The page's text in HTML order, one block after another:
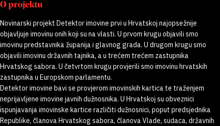
O projektu
Novinarski projekt Detektor imovine prvi u Hrvatskoj najopsežnije
objavljuje imovinu onih koji su na vlasti. U prvom krugu objavili smo
imovinu predstavnika županija i glavnog grada. U drugom krugu smo
objavili imovinu državnih tajnika, a u trećem trećem zastupnika
Hrvatskog sabora. U četvrtom krugu provjerili smo imovinu hrvatskih
zastupnika u Europskom parlamentu.
Detektor imovine bavi se provjerom imovinskih kartica te traženjem
neprijavljene imovine javnih dužnosnika. U Hrvatskoj su obveznici
ispunjavanja imovinske kartice različiti dužnosnici, poput predsjednika
Republike, članova Hrvatskog sabora, članova Vlade, sudaca, državnih